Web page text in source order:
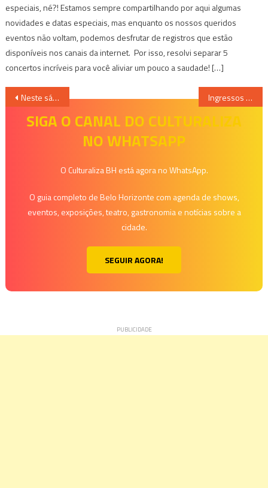
especiais, né?! Estamos sempre compartilhando por aqui algumas
novidades e datas especiais, mas enquanto os nossos queridos
eventos não voltam, podemos desfrutar de registros que estão
disponíveis nos canais da internet. Por isso, resolvi separar 5
concertos incríveis para você aliviar um pouco a saudade! […]
Navegação
Neste sábado, BH recebe evento que promove troca de olhares e contato humano Ingressos usados valem descontos em livros, CD’s ou DVD’s na FNAC
SIGA O CANAL DO CULTURALIZA
NO WHATSAPP
O Culturaliza BH está agora no WhatsApp.
O guia completo de Belo Horizonte com agenda de shows,
eventos, exposições, teatro, gastronomia e notícias sobre a
cidade.
SEGUIR AGORA!